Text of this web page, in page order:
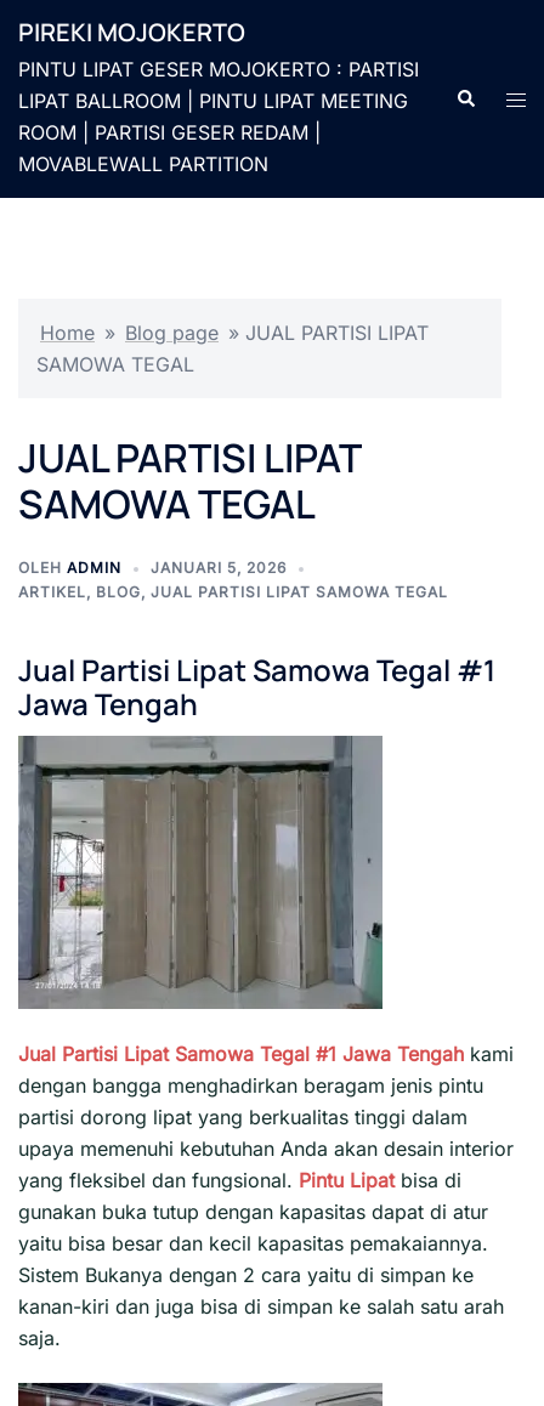
kePIREKI MOJOKERTO
PINTU LIPAT GESER MOJOKERTO : PARTISI
LIPAT BALLROOM | PINTU LIPAT MEETING
ROOM | PARTISI GESER REDAM |
MOVABLEWALL PARTITION
Cari
Home » Blog page » JUAL PARTISI LIPAT
SAMOWA TEGAL
JUAL PARTISI LIPAT
SAMOWA TEGAL
OLEH ADMIN
JANUARI 5, 2026
ARTIKEL, BLOG, JUAL PARTISI LIPAT SAMOWA TEGAL
Jual Partisi Lipat Samowa Tegal #1
JawaTengah
Jual Partisi Lipat Samowa Tegal #1 Jawa Tengah kami
dengan bangga menghadirkan beragam jenis pintu
partisi dorong lipat yang berkualitas tinggi dalam
upaya memenuhi kebutuhan Anda akan desain interior
yang fleksibel dan fungsional. Pintu Lipat bisa di
gunakan buka tutup dengan kapasitas dapat di atur
yaitu bisa besar dan kecil kapasitas pemakaiannya.
Sistem Bukanya dengan 2 cara yaitu di simpan ke
kanan-kiri dan juga bisa di simpan ke salah satu arah
saja.